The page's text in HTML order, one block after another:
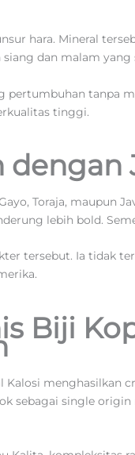
hara. Mineral
siang dan malam
pertumbuhan tanpa
tinggi.
Toraja, maupun
lebih bold.
tersebut. Ia tidak
Biji
Kalosi
sebagai single